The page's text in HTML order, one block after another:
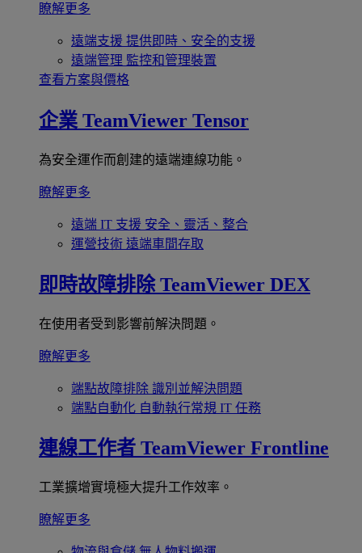
瞭解更多
遠端支援 提供即時、安全的支援
遠端管理 監控和管理裝置
查看方案與價格
企業 TeamViewer Tensor
為安全運作而創建的遠端連線功能。
瞭解更多
遠端 IT 支援 安全、靈活、整合
運營技術 遠端車間存取
即時故障排除 TeamViewer DEX
在使用者受到影響前解決問題。
瞭解更多
端點故障排除 識別並解決問題
端點自動化 自動執行常規 IT 任務
連線工作者 TeamViewer Frontline
工業擴增實境極大提升工作效率。
瞭解更多